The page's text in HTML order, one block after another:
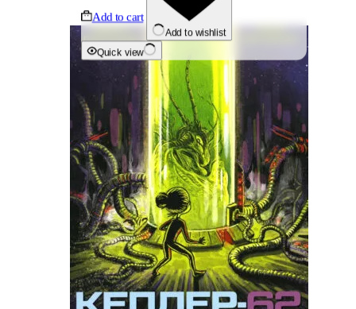
Add to cart
Add to wishlist
Quick view